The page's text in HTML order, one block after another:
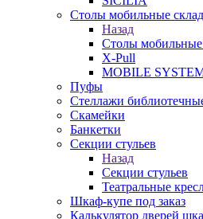
Столы мобильные
Назад
Столы
X-Pull
MOBILE
Пуфы
Стеллажи
Скамейки
Банкетки
Секции стульев
Назад
Секции стульев
Театральные
Шкаф-купе под заказ
Калькулятор дверей